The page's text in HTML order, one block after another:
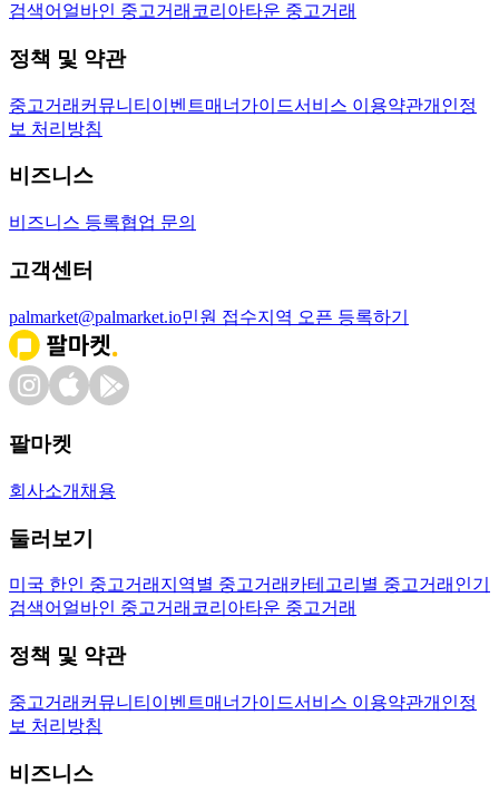
검색어 얼바인 중고거래 코리아타운 중고거래
정책 및 약관
중고거래 커뮤니티 이벤트매너가이드서비스 이용약관개인정
보 처리방침
비즈니스
비즈니스 등록협업 문의
고객센터
palmarket@palmarket.io민원 접수지역 오픈 등록하기
팔마켓
회사소개 채용
둘러보기
미국 한인 중고거래 지역별 중고거래 카테고리별 중고거래 인기
검색어 얼바인 중고거래 코리아타운 중고거래
정책 및 약관
중고거래 커뮤니티 이벤트매너가이드서비스 이용약관개인정
보 처리방침
비즈니스